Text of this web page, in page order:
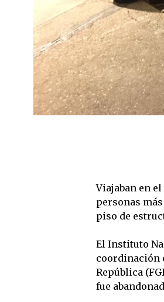
Viajaban en el
personas
piso de
El Instituto
coordinación
República
fue